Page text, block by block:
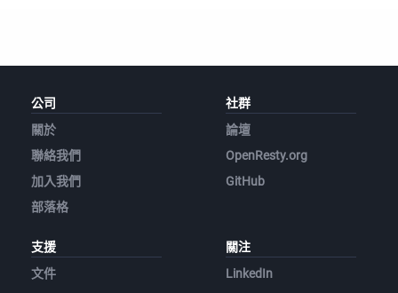
公司
關於
聯絡我們
加入我們
部落格
社群
論壇
OpenResty.org
GitHub
支援
文件
關注
LinkedIn